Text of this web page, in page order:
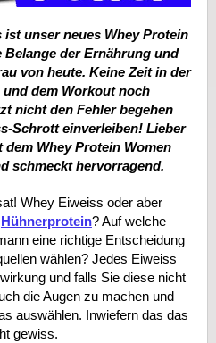
ist unser neues Whey Protein
Belange der Ernährung und
von heute. Keine Zeit in der
dem Workout noch
nicht den Fehler begehen
Schrott einverleiben! Lieber
Whey Protein Women
schmeckt hervorragend.
Whey Eiweiss oder aber
Hühnerprotein? Auf welche
eine richtige Entscheidung
wählen? Jedes Eiweiss
und falls Sie diese nicht
die Augen zu machen und
auswählen. Inwiefern das das
gewiss.